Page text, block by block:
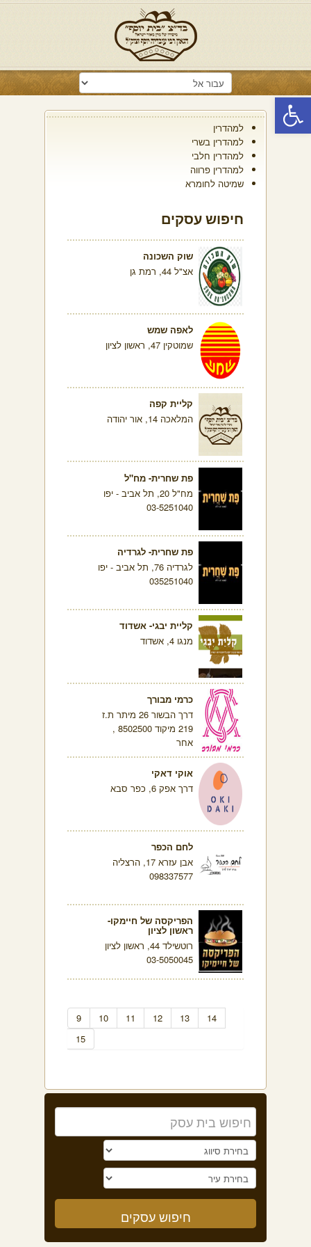
פתח סרגל נגישות
למהדרין
למהדרין בשרי
למהדרין חלבי
למהדרין פרווה
שמיטה לחומרא
חיפוש עסקים
שוק השכונה
אצ"ל 44, רמת גן
לאפה שמש
שמוטקין 47, ראשון לציון
קליית קפה
המלאכה 14, אור יהודה
פת שחרית- מח"ל
מח"ל 20, תל אביב - יפו
03-5251040
פת שחרית- לגרדיה
לגרדיה 76, תל אביב - יפו
035251040
קליית יבגי- אשדוד
מנגו 4, אשדוד
כרמי מבורך
דרך הבשור 26 מיתר ת.ז
219 מיקוד 8502500 ,
אחר
אוקי דאקי
דרך אפק 6, כפר סבא
לחם הכפר
אבן עזרא 17, הרצליה
098337577
הפריקסה של חיימקו-
ראשון לציון
רוטשילד 44, ראשון לציון
03-5050045
9 10 11 12 13
14
15